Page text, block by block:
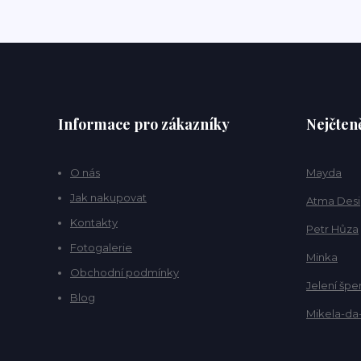
Informace pro zákazníky
O nás
Jak nakupovat
Kontakty
Fotogalerie
Obchodní podmínky
Blog
Mayda
Atma
Petr Hůza
Minka
Jelení
Mikela-